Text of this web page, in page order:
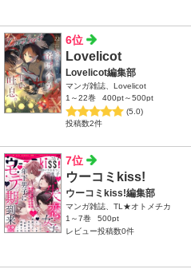
6位
Lovelicot
Lovelicot編集部
マンガ雑誌、Lovelicot
1～22巻
400pt～500pt
(5.0)
投稿数2件
7位
ウーコミkiss!
ウーコミkiss!編集部
マンガ雑誌、TL★オトメチカ
1～7巻
500pt
レビュー投稿数0件